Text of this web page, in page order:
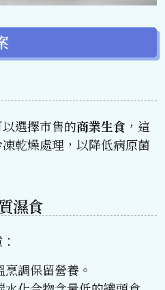
選擇市售的商業生食 ，這
乾燥處理，以降低病原菌
濕食
烹調保留營養。